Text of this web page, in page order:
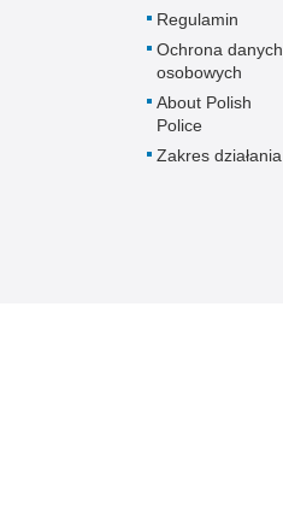
Regulamin
Ochrona danych
osobowych
About Polish
Police
Zakres działania